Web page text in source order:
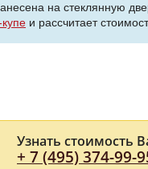
на стеклянную
и рассчитает
Узнать стоимость
+ 7 (495) 374-99-